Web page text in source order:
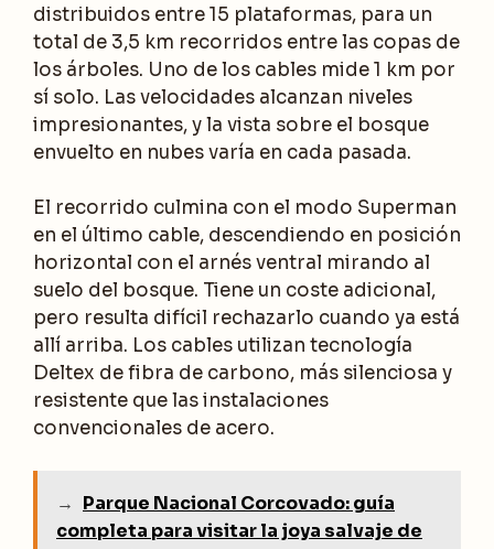
distribuidos entre 15 plataformas, para un
total de 3,5 km recorridos entre las copas de
los árboles. Uno de los cables mide 1 km por
sí solo. Las velocidades alcanzan niveles
impresionantes, y la vista sobre el bosque
envuelto en nubes varía en cada pasada.
El recorrido culmina con el modo Superman
en el último cable, descendiendo en posición
horizontal con el arnés ventral mirando al
suelo del bosque. Tiene un coste adicional,
pero resulta difícil rechazarlo cuando ya está
allí arriba. Los cables utilizan tecnología
Deltex de fibra de carbono, más silenciosa y
resistente que las instalaciones
convencionales de acero.
→ Parque Nacional Corcovado: guía
completa para visitar la joya salvaje de